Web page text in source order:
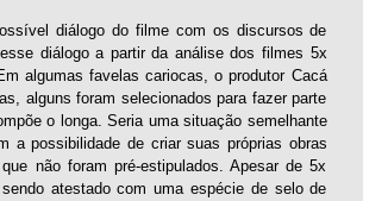
diálogo do filme com os discursos de
diálogo a partir da análise dos filmes 5x
algumas favelas cariocas, o produtor Cacá
alguns foram selecionados para fazer parte
o longa. Seria uma situação semelhante
a possibilidade de criar suas próprias obras
não foram pré-estipulados. Apesar de 5x
atestado com uma espécie de selo de